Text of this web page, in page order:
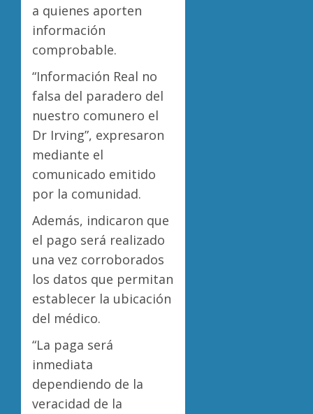
a quienes aporten
información
comprobable.
“Información Real no
falsa del paradero del
nuestro comunero el
Dr Irving”, expresaron
mediante el
comunicado emitido
por la comunidad.
Además, indicaron que
el pago será realizado
una vez corroborados
los datos que permitan
establecer la ubicación
del médico.
“La paga será
inmediata
dependiendo de la
veracidad de la